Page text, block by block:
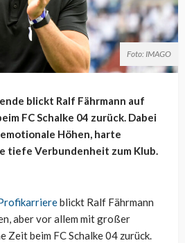
Foto: IMAGO
blickt Ralf Fährmann auf
FC Schalke 04 zurück. Dabei
Höhen, harte
tiefe Verbundenheit zum Klub.
blickt Ralf Fährmann
aber vor allem mit großer
Zeit beim FC Schalke 04 zurück.